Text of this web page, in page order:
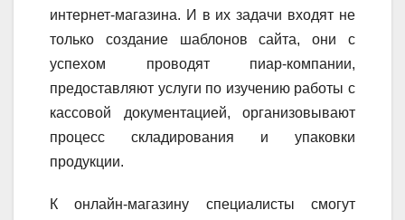
интернет-магазина. И в их задачи входят не
только создание шаблонов сайта, они с
успехом проводят пиар-компании,
предоставляют услуги по изучению работы с
кассовой документацией, организовывают
процесс складирования и упаковки
продукции.
К онлайн-магазину специалисты смогут